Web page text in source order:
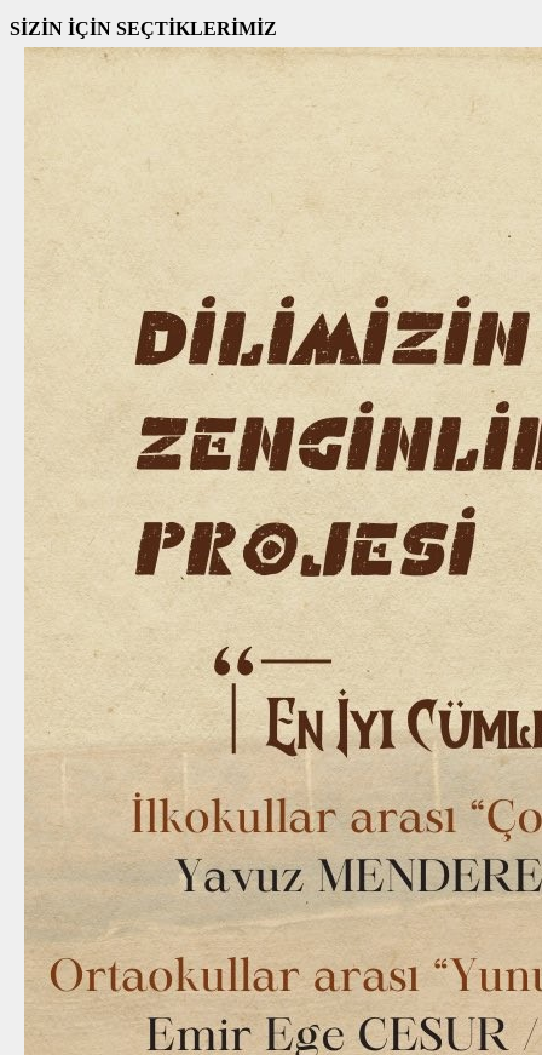
SİZİN İÇİN SEÇTİKLERİMİZ